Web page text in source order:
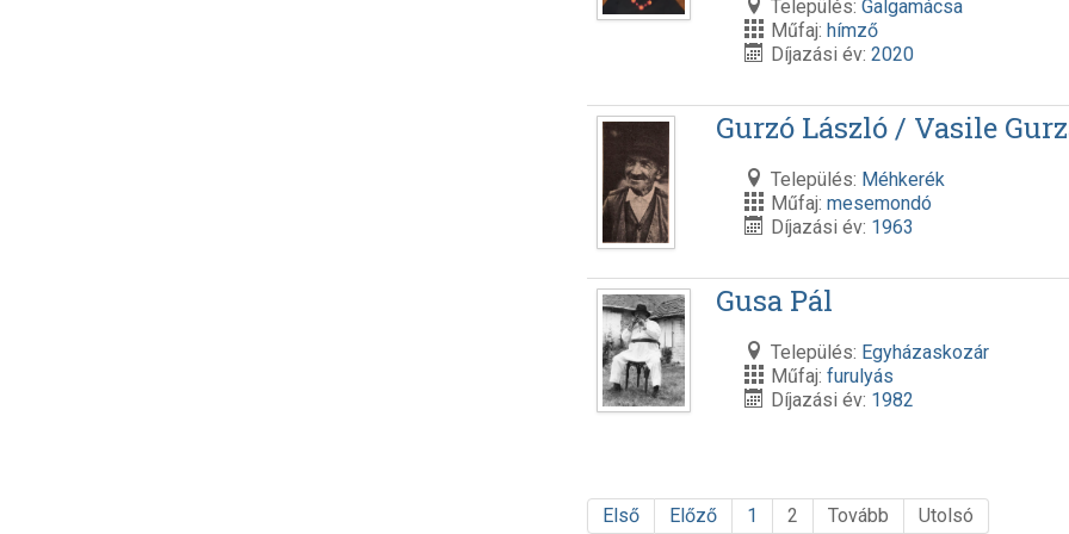
Település:Galgamácsa
Műfaj:hímző
Díjazási év:2020
Gurzó László / Vasile
Település: Méhkerék
Műfaj:mesemondó
Díjazási év: 1963
Gusa Pál
Település: Egyházaskozár
Műfaj:furulyás
Díjazási év: 1982
Első Előző 1 2 Tovább Utolsó